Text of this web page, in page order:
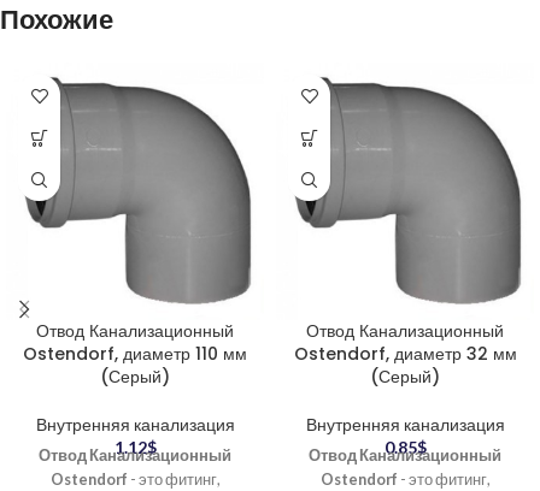
Похожие
Отвод Канализационный
Ostendorf, диаметр 110 мм
(Серый)
Внутренняя канализация
1.12$
Отвод Канализационный
Ostendorf - это фитинг,
Отвод Канализационный
Ostendorf, диаметр 32 мм
(Серый)
Внутренняя канализация
0.85$
Отвод Канализационный
Ostendorf - это фитинг,